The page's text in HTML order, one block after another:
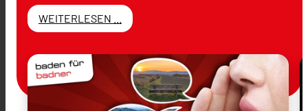
WEITERLESEN ...